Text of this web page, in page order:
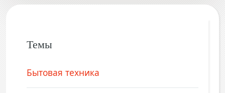
Темы
Бытовая техника